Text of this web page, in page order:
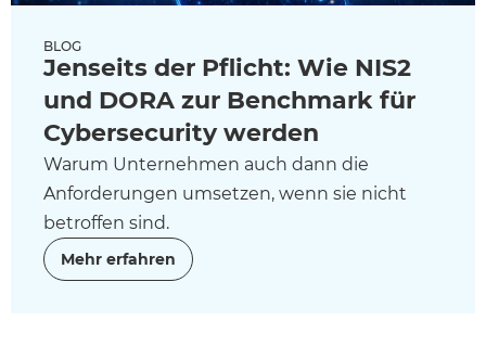
BLOG
Jenseits der Pflicht: Wie NIS2
und DORA zur Benchmark für
Cybersecurity werden
Warum Unternehmen auch dann die
Anforderungen umsetzen, wenn sie nicht
betroffen sind.
Mehr erfahren